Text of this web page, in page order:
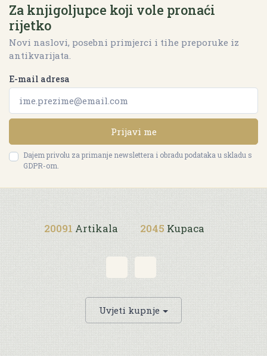
Za knjigoljupce koji vole pronaći
rijetko
Novi naslovi, posebni primjerci i tihe preporuke iz
antikvarijata.
E-mail adresa
Prijavi me
Dajem privolu za primanje newslettera i obradu podataka u skladu s
GDPR-om.
20091 Artikala 2045 Kupaca
Uvjeti kupnje